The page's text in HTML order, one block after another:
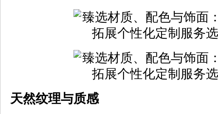
天然纹理与质感